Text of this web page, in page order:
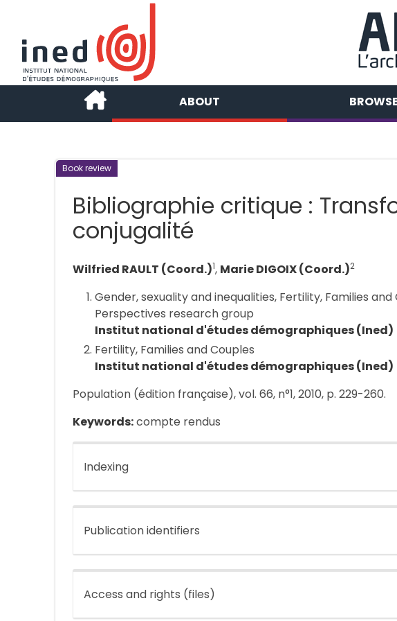
ABOUT BROWSE
Book review
Bibliographie critique :
conjugalité
Wilfried RAULT (Coord.)1, Marie DIGOIX (Coord.)2
Gender, sexuality and inequalities, Fertility, Families
Perspectives research group
Institut national d'études démographiques (Ined)
Fertility, Families and Couples
Institut national d'études démographiques (Ined)
Population (édition française), vol. 66, n°1, 2010, p. 229-260.
Keywords:compte rendus
Indexing
Publication identifiers
Access and rights (files)